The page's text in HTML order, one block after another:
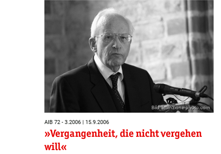
Bild: attenzione-photo.com
AIB 72 - 3.2006 | 15.9.2006
»Vergangenheit, die nicht vergehen
will«